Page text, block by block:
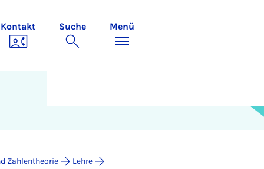
Kontakt Suche Menü
Zahlentheorie Lehre